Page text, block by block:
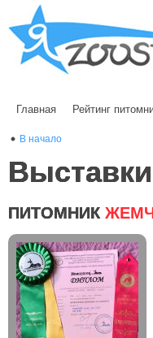
Главная Рейтинг
В начало
Выставки
ПИТОМНИК